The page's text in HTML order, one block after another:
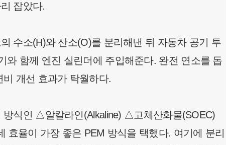
잡았다.
수소(H)와 산소(O)를 분리해낸 뒤 자동차 공기 투
와 함께 엔진 실린더에 주입해준다. 완전 연소를 돕
개선 효과가 탁월하다.
방식인 △알칼라인(Alkaline) △고체산화물(SOEC)
효율이 가장 좋은 PEM 방식을 택했다. 여기에 분리